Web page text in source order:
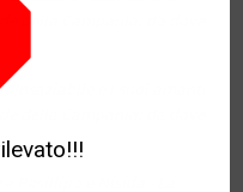
e i suoi amanti